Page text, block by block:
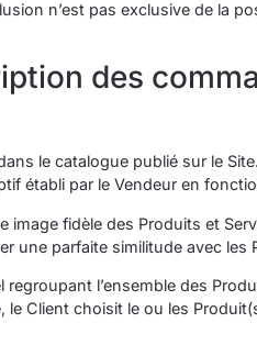
n’est pas exclusive de la
des
le catalogue publié sur le
établi par le Vendeur en
fidèle des Produits et
une parfaite similitude avec les
l’ensemble des
Client choisit le ou les